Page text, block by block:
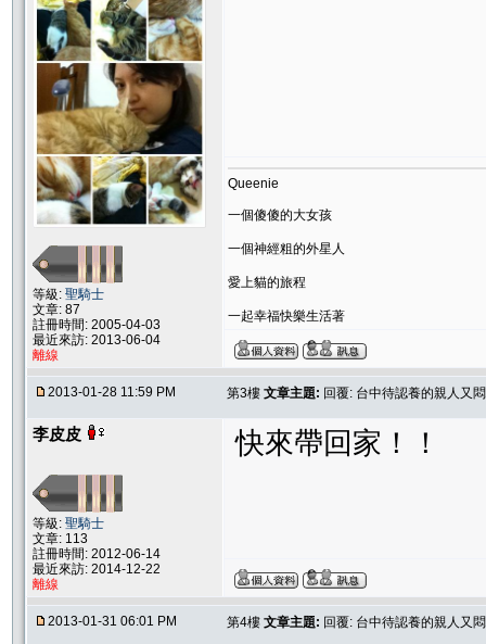
等級: 聖騎士
文章: 87
註冊時間: 2005-04-03
最近來訪: 2013-06-04
離線
Queenie
一個傻傻的大女孩
一個神經粗的外星人
愛上貓的旅程
一起幸福快樂生活著
2013-01-28 11:59 PM 第3樓 文章主題: 回覆: 台中待認養的親人又
李皮皮
等級: 聖騎士
文章: 113
註冊時間: 2012-06-14
最近來訪: 2014-12-22
離線
快來帶回家！！
2013-01-31 06:01 PM 第4樓 文章主題: 回覆: 台中待認養的親人又